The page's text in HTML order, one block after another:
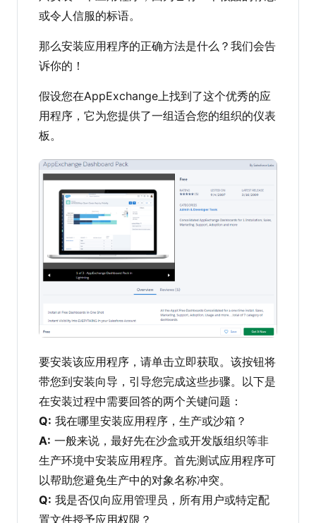
或令人信服的标语。
那么安装应用程序的正确方法是什么？我们会告
诉你的！
假设您在AppExchange上找到了这个优秀的应
用程序，它为您提供了一组适合您的组织的仪表
板。
要安装该应用程序，请单击立即获取。该按钮将
带您到安装向导，引导您完成这些步骤。以下是
在安装过程中需要回答的两个关键问题：
Q: 我在哪里安装应用程序，生产或沙箱？
A: 一般来说，最好先在沙盒或开发版组织等非
生产环境中安装应用程序。首先测试应用程序可
以帮助您避免生产中的对象名称冲突。
Q: 我是否仅向应用管理员，所有用户或特定配
置文件授予应用权限？